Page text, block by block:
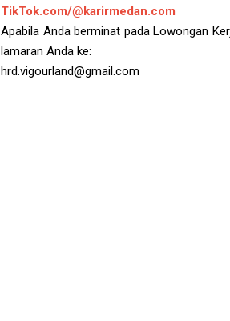
TikTok.com/@karirmedan.com
Apabila Anda berminat pada Lowongan
lamaran Anda ke:
hrd.vigourland@gmail.com